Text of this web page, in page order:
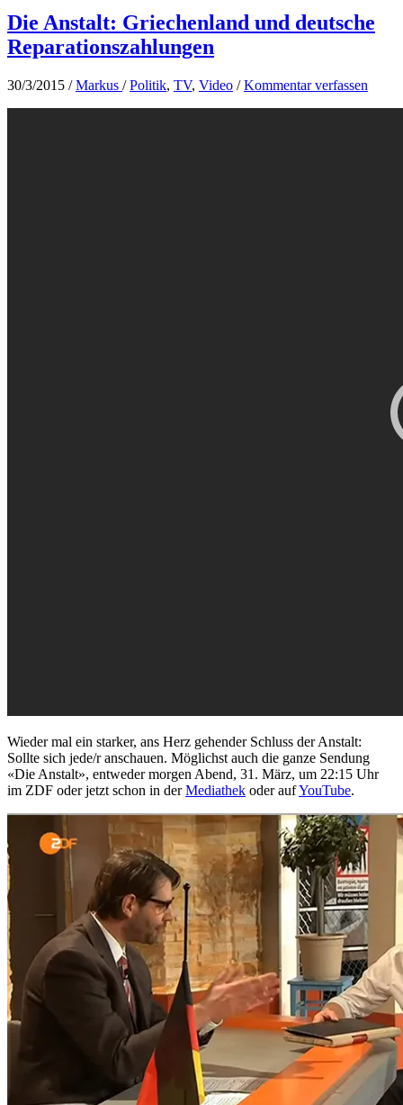
Die Anstalt: Griechenland und deutsche
Reparationszahlungen
30/3/2015 /Markus /Politik, TV, Video /Kommentar verfassen
Wieder mal ein starker, ans Herz gehender Schluss der Anstalt:
Sollte sich jede/r anschauen. Möglichst auch die ganze Sendung
«Die Anstalt», entweder morgen Abend, 31. März, um 22:15 Uhr
im ZDF oder jetzt schon in derMediathek oder aufYouTube.